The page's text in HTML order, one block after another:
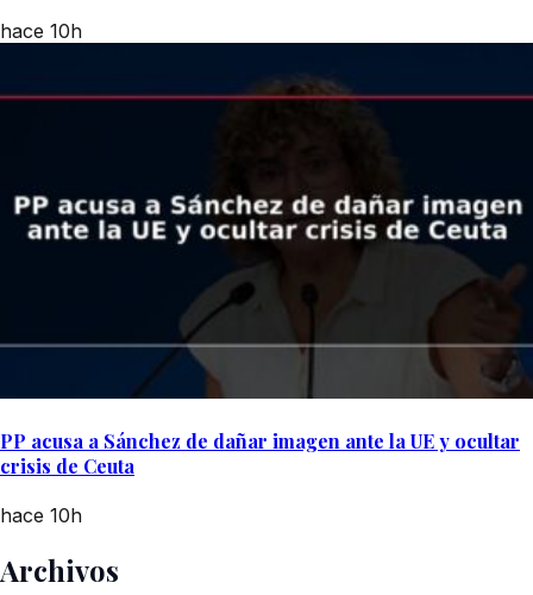
hace 10h
PP acusa a Sánchez de dañar imagen ante la UE y ocultar
crisis de Ceuta
hace 10h
Archivos